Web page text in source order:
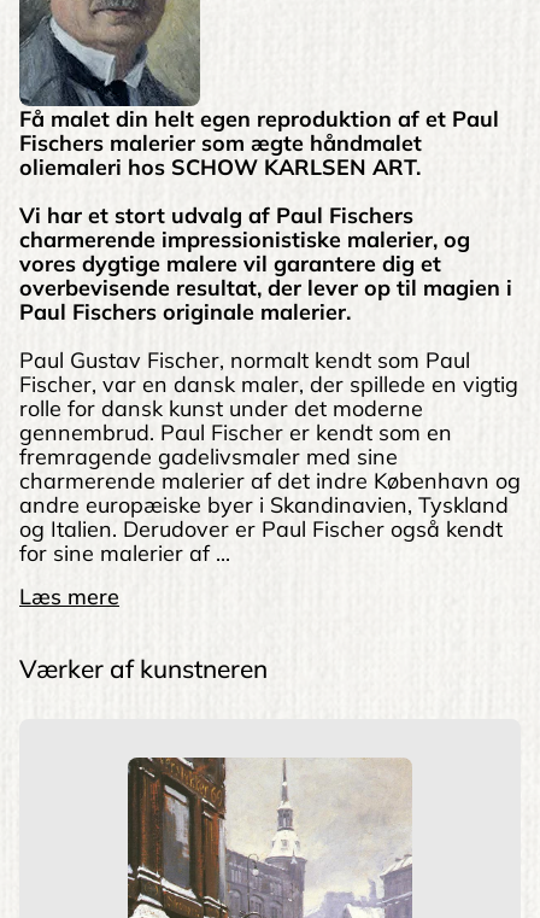
Få malet din helt egen reproduktion af et Paul
Fischers malerier som ægte håndmalet
oliemaleri hos SCHOW KARLSEN ART.
Vi har et stort udvalg af Paul Fischers
charmerende impressionistiske malerier, og
vores dygtige malere vil garantere dig et
overbevisende resultat, der lever op til magien i
Paul Fischers originale malerier.
Paul Gustav Fischer, normalt kendt som Paul
Fischer, var en dansk maler, der spillede en vigtig
rolle for dansk kunst under det moderne
gennembrud. Paul Fischer er kendt som en
fremragende gadelivsmaler med sine
charmerende malerier af det indre København og
andre europæiske byer i Skandinavien, Tyskland
og Italien. Derudover er Paul Fischer også kendt
for sine malerier af ...
Læs mere
Værker af kunstneren